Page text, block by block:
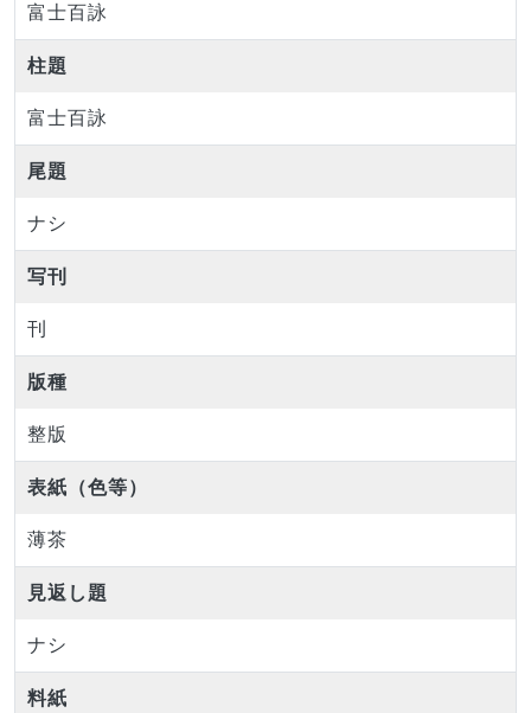
富士百詠
柱題
富士百詠
尾題
ナシ
写刊
刊
版種
整版
表紙（色等）
薄茶
見返し題
ナシ
料紙